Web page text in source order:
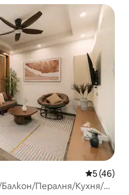
Средна
5 (46)
Пералня/Кухня/